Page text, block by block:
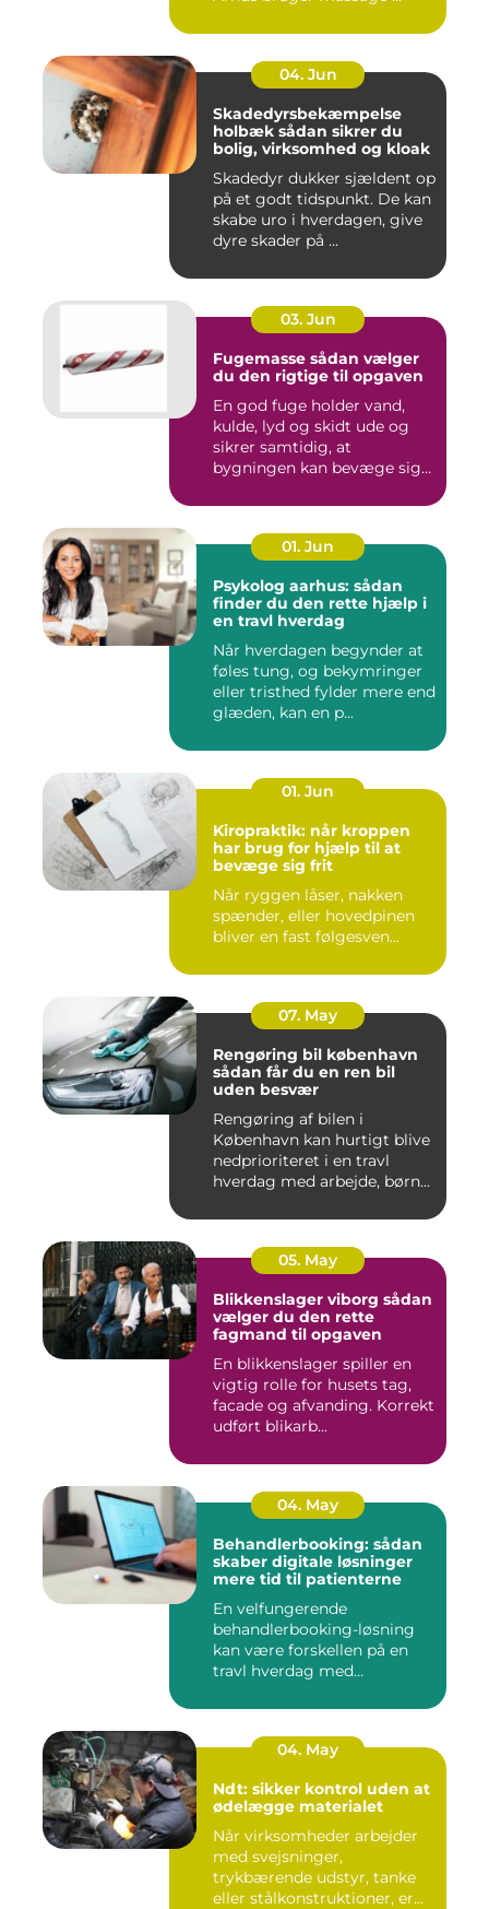
04. Jun
Skadedyrsbekæmpelse
holbæk sådan sikrer du
bolig, virksomhed og kloak
Skadedyr dukker sjældent op
på et godt tidspunkt. De kan
skabe uro i hverdagen, give
dyre skader på ...
03. Jun
Fugemasse sådan vælger
du den rigtige til opgaven
En god fuge holder vand,
kulde, lyd og skidt ude og
sikrer samtidig, at
bygningen kan bevæge sig
01. Jun
Psykolog aarhus: sådan
finder du den rette hjælp i
en travl hverdag
Når hverdagen begynder at
føles tung, og bekymringer
eller tristhed fylder mere end
glæden, kan en p...
01. Jun
Kiropraktik: når kroppen
har brug for hjælp til at
bevæge sig frit
Når ryggen låser, nakken
spænder, eller hovedpinen
bliver en fast følgesven...
07. May
Rengøring bil københavn
sådan får du en ren bil
uden besvær
Rengøring af bilen i
København kan hurtigt blive
nedprioriteret i en travl
hverdag med arbejde, børn...
05. May
Blikkenslager viborg sådan
vælger du den rette
fagmand til opgaven
En blikkenslager spiller en
vigtig rolle for husets tag,
facade og afvanding. Korrekt
udført blikarb...
04. May
Behandlerbooking: sådan
skaber digitale løsninger
mere tid til patienterne
En velfungerende
behandlerbooking-løsning
kan være forskellen på en
travl hverdag med
04. May
Ndt: sikker kontrol uden at
ødelægge materialet
Når virksomheder arbejder
med svejsninger,
trykbærende udstyr, tanke
eller stålkonstruktioner, er